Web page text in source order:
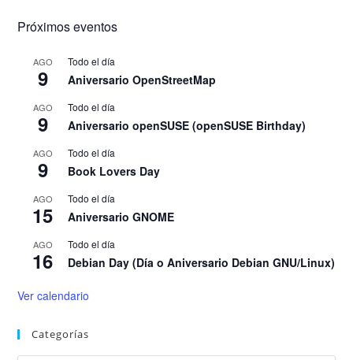
Próximos eventos
AGO
9
Todo el día
Aniversario OpenStreetMap
AGO
9
Todo el día
Aniversario openSUSE (openSUSE Birthday)
AGO
9
Todo el día
Book Lovers Day
AGO
15
Todo el día
Aniversario GNOME
AGO
16
Todo el día
Debian Day (Día o Aniversario Debian GNU/Linux)
Ver calendario
Categorías